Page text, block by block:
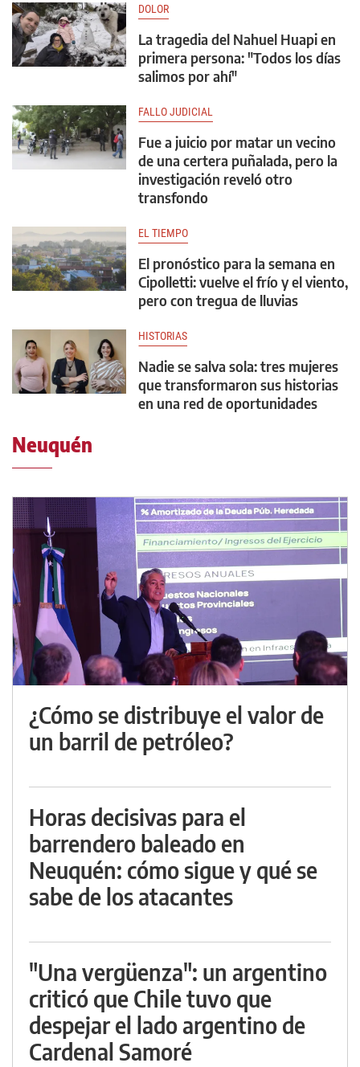
DOLOR
La tragedia del Nahuel Huapi en
primera persona: "Todos los días
salimos por ahí"
FALLO JUDICIAL
Fue a juicio por matar un vecino
de una certera puñalada, pero la
investigación reveló otro
transfondo
EL TIEMPO
El pronóstico para la semana en
Cipolletti: vuelve el frío y el viento,
pero con tregua de lluvias
HISTORIAS
Nadie se salva sola: tres mujeres
que transformaron sus historias
en una red de oportunidades
Neuquén
¿Cómo se distribuye el valor de
un barril de petróleo?
Horas decisivas para el
barrendero baleado en
Neuquén: cómo sigue y qué se
sabe de los atacantes
"Una vergüenza": un argentino
criticó que Chile tuvo que
despejar el lado argentino de
Cardenal Samoré